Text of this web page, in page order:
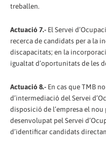
treballen.
Actuació 7.- El Servei
recerca de candidats per a la
discapacitats; en la
igualtat d’oportunitats de les
Actuació 8.- En cas que TMB
d’intermediació del Servei
disposició de l’empresa el
desenvolupat pel Servei
d’identificar candidats